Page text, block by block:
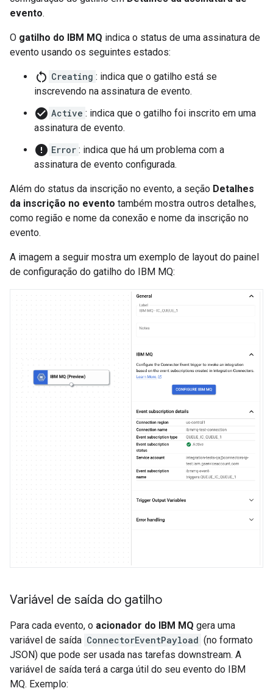
evento.
O gatilho do IBM MQ indica o status de uma assinatura de
evento usando os seguintes estados:
restart_alt Creating : indica que o gatilho está se
inscrevendo na assinatura de evento.
check_circle Active : indica que o gatilho foi inscrito em uma
assinatura de evento.
error Error : indica que há um problema com a
assinatura de evento configurada.
Além do status da inscrição no evento, a seção Detalhes
da inscrição no evento também mostra outros detalhes,
como região e nome da conexão e nome da inscrição no
evento.
A imagem a seguir mostra um exemplo de layout do painel
de configuração do gatilho do IBM MQ:
Variável de saída do gatilho
Para cada evento, o acionador do IBM MQ gera uma
variável de saída ConnectorEventPayload (no formato
JSON) que pode ser usada nas tarefas downstream. A
variável de saída terá a carga útil do seu evento do IBM
MQ. Exemplo: